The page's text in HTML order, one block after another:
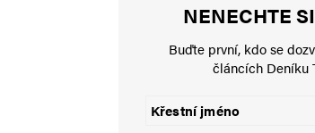
Úžasná píseň,
NENECHTE
Buďte první, kdo se
článcích Deníku